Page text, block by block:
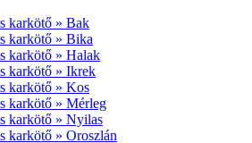
karkötő » Bak
karkötő » Bika
karkötő » Halak
karkötő » Ikrek
karkötő » Kos
karkötő » Mérleg
karkötő » Nyilas
karkötő » Oroszlán